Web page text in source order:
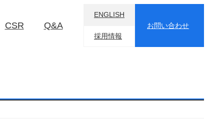
CSR Q&A
ENGLISH
採用情報
お問い合わせ